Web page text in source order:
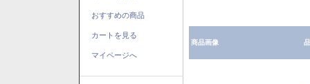
おすすめの商品
カートを見る
マイページへ
商品画像